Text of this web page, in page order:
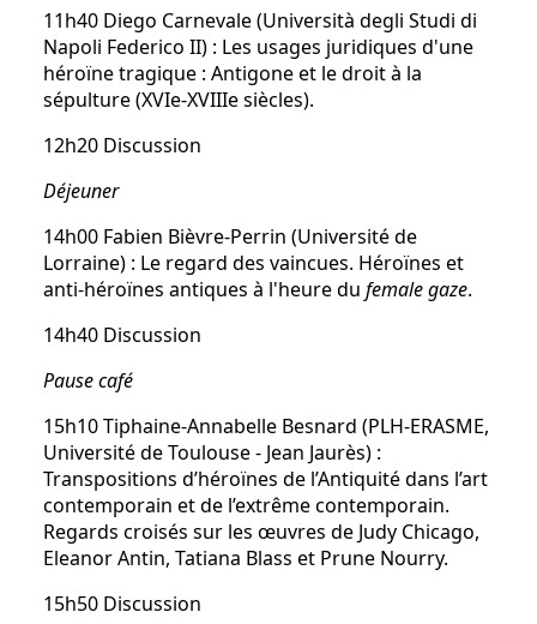
11h40 Diego Carnevale (Università degli Studi di
Napoli Federico II) : Les usages juridiques d'une
héroïne tragique : Antigone et le droit à la
sépulture (XVIe-XVIIIe siècles).
12h20 Discussion
Déjeuner
14h00 Fabien Bièvre-Perrin (Université de
Lorraine) : Le regard des vaincues. Héroïnes et
anti-héroïnes antiques à l'heure du female gaze.
14h40 Discussion
Pause café
15h10 Tiphaine-Annabelle Besnard (PLH-ERASME,
Université de Toulouse - Jean Jaurès) :
Transpositions d’héroïnes de l’Antiquité dans l’art
contemporain et de l’extrême contemporain.
Regards croisés sur les œuvres de Judy Chicago,
Eleanor Antin, Tatiana Blass et Prune Nourry.
15h50 Discussion